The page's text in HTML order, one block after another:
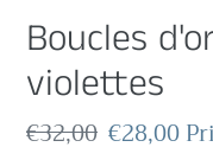
Boucles
violettes
Prix
€32,00 Prix
€28,00